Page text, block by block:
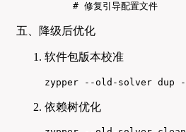
# 修复引导配置文件
五、降级后优化
软件包版本校准
zypper --old-solver dup --
依赖树优化